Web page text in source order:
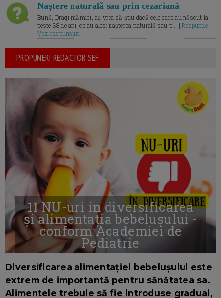
Naștere naturală sau prin cezariană
Bună, Dragi mămici, aș vrea să știu dacă cele care au născut la
peste 38 de ani, ce ați ales: nașterea naturală sau p... |Raspunde |
Vezi raspunsuri
PROPUNERI REDACTOR SEF
11 NU-uri in diversificarea
și alimentația bebelușului -
conform Academiei de
Pediatrie
Diversificarea alimentației bebelușului este
extrem de importantă pentru sănătatea sa.
Alimentele trebuie să fie introduse gradual,